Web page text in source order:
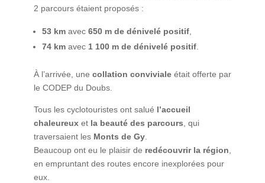
2 parcours étaient proposés :
53 kmavec 650 m de dénivelé positif,
74 kmavec 1 100 m de dénivelé positif.
À l’arrivée, une collation convivialeétait offerte par
le CODEP du Doubs.
Tous les cyclotouristes ont salué l’accueil
chaleureuxet la beauté des parcours , qui
traversaient les Monts de Gy.
Beaucoup ont eu le plaisir de redécouvrir la région
en empruntant des routes encore inexplorées pour
eux.